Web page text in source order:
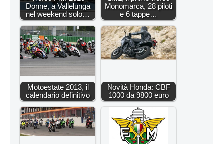
Donne, a Vallelunga
nel weekend solo…
Monomarca, 28 piloti
e 6 tappe…
Motoestate 2013, il
calendario definitivo
Novità Honda: CBF
1000 da 9800 euro